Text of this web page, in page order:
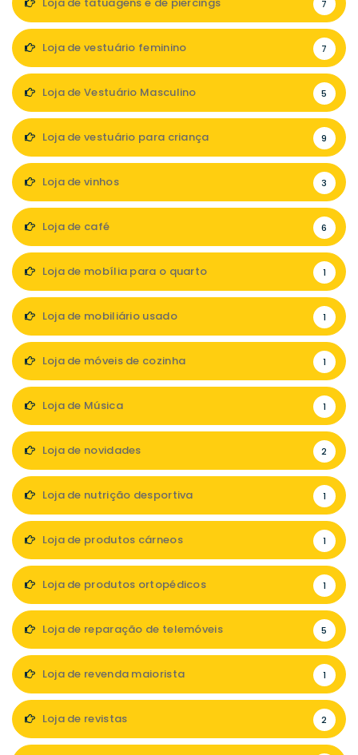
7
Loja de vestuário feminino 7
Loja de Vestuário Masculino 5
Loja de vestuário para criança 9
Loja de vinhos 3
Loja de café 6
Loja de mobília para o quarto 1
Loja de mobiliário usado 1
Loja de móveis de cozinha 1
Loja de Música 1
Loja de novidades 2
Loja de nutrição desportiva 1
Loja de produtos cárneos 1
Loja de produtos ortopédicos 1
Loja de reparação de telemóveis 5
Loja de revenda maiorista 1
Loja de revistas 2